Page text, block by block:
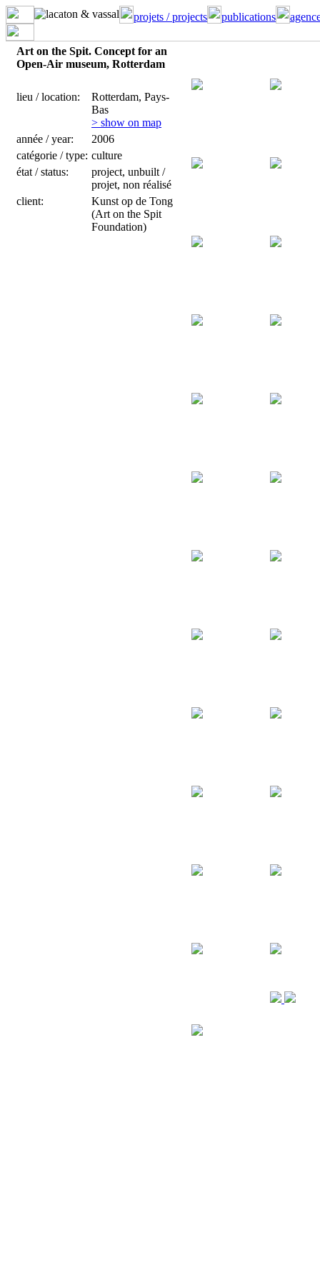
projets / projects publications
Art on the Spit. Concept for an
Open-Air museum, Rotterdam
lieu / location:
Rotterdam, Pays-
Bas
> show on map
année / year:
2006
catégorie / type: culture
état / status:
project, unbuilt /
projet, non réalisé
client:
Kunst op de Tong
(Art on the Spit
Foundation)